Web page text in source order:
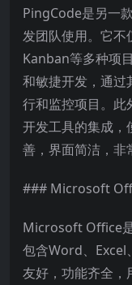
PingCode是另一
发团队使用。它不
Kanban等多种项
和敏捷开发，通过
行和监控项目。
开发工具的集成，
善，界面简洁，非
### Microsoft
Microsoft Office
包含Word、Excel
友好，功能齐全，